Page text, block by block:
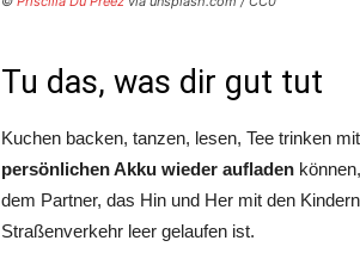
Tu das, was dir gut tut
Kuchen backen, tanzen, lesen, Tee trinken
persönlichen Akku wieder aufladen
dem Partner, das Hin und Her mit den
Straßenverkehr leer gelaufen ist.